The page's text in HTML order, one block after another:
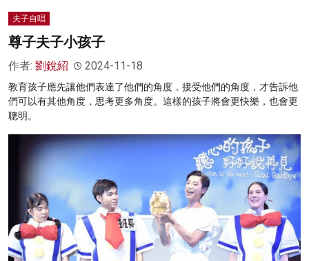
夫子自唱
尊子夫子小孩子
作者: 劉銳紹 2024-11-18
教育孩子應先讓他們表達了他們的角度，接受他們的角度，才告訴他
們可以有其他角度，思考更多角度。這樣的孩子將會更快樂，也會更
聰明。